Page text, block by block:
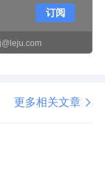
订阅
更多相关文章